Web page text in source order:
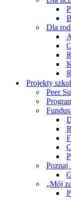
Dla
Projekty
Peer
Poznaj
„Mój